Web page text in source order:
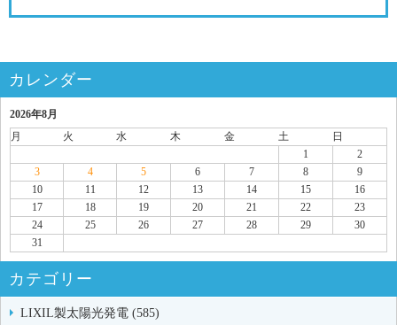
カレンダー
2026年8月
月
火 水 木 金 土
日
1
2
3
4 5 6 7 8
9
10
11 12 13 14 15
16
17
18 19 20 21 22
23
24
25 26 27 28 29
30
31
カテゴリー
LIXIL製太陽光発電 (585)